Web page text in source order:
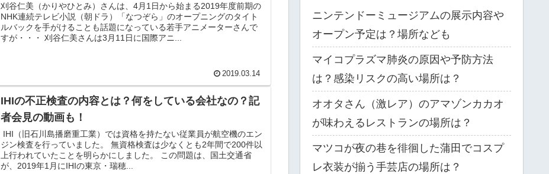
刈谷仁美（かりやひとみ）さんは、4月1日から始まる2019年度前期の
NHK連続テレビ小説（朝ドラ）「なつぞら」のオープニングのタイト
ルバックを手がけることも話題になっている若手アニメーターさんで
すが・・・ 刈谷仁美さんは3月11日に国際アニ...
2019.03.14
IHIの不正検査の内容とは？何をしている会社なの？記
者会見の動画も！
IHI（旧石川島播磨重工業）では資格を持たない従業員が航空機のエン
ジン検査を行っていました。 無資格検査は少なくとも2年間で200件以
上行われていたことを明らかにしました。 この問題は、国土交通省
が、2019年1月にIHIの東京・瑞穂...
ニンテンドーミュージアムの展示内容や
オープン予定は？場所なども
マイコプラズマ肺炎の原因や予防方法
は？感染リスクの高い場所は？
オオタさん（激レア）のアマゾンカカオ
が味わえるレストランの場所は？
マツコが夜の巷を徘徊した蒲田でコスプ
レ衣装が揃う手芸店の場所は？